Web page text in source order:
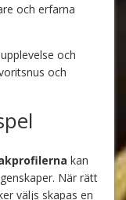
och erfarna
och
och
kan
När rätt
väljs skapas en